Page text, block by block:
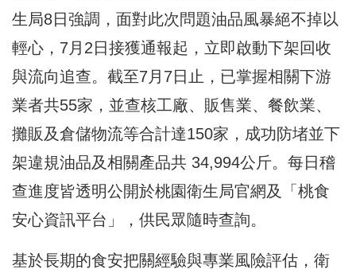
生局8日強調，面對此次問題油品風暴絕不掉以
輕心，7月2日接獲通報起，立即啟動下架回收
與流向追查。截至7月7日止，已掌握相關下游
業者共55家，並查核工廠、販售業、餐飲業、
攤販及倉儲物流等合計達150家，成功防堵並下
架違規油品及相關產品共 34,994公斤。每日稽
查進度皆透明公開於桃園衛生局官網及「桃食
安心資訊平台」，供民眾隨時查詢。
基於長期的食安把關經驗與專業風險評估，衛